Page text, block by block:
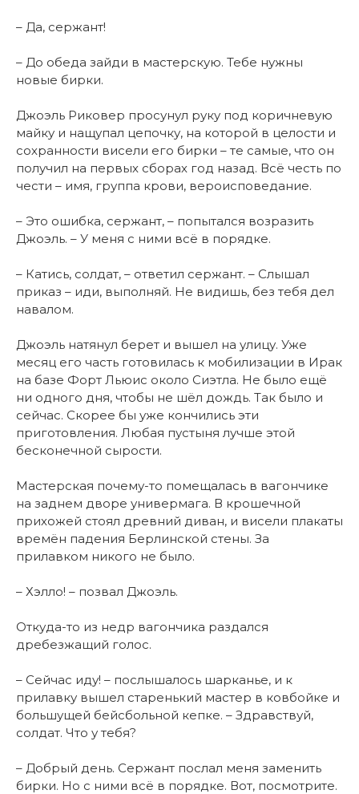
– Да, сержант!
– До обеда зайди в мастерскую. Тебе нужны
новые бирки.
Джоэль Риковер просунул руку под коричневую
майку и нащупал цепочку, на которой в целости и
сохранности висели его бирки – те самые, что он
получил на первых сборах год назад. Всё честь по
чести – имя, группа крови, вероисповедание.
– Это ошибка, сержант, – попытался возразить
Джоэль. – У меня с ними всё в порядке.
– Катись, солдат, – ответил сержант. – Слышал
приказ – иди, выполняй. Не видишь, без тебя дел
навалом.
Джоэль натянул берет и вышел на улицу. Уже
месяц его часть готовилась к мобилизации в Ирак
на базе Форт Льюис около Сиэтла. Не было ещё
ни одного дня, чтобы не шёл дождь. Так было и
сейчас. Скорее бы уже кончились эти
приготовления. Любая пустыня лучше этой
бесконечной сырости.
Мастерская почему-то помещалась в вагончике
на заднем дворе универмага. В крошечной
прихожей стоял древний диван, и висели плакаты
времён падения Берлинской стены. За
прилавком никого не было.
– Хэлло! – позвал Джоэль.
Откуда-то из недр вагончика раздался
дребезжащий голос.
– Сейчас иду! – послышалось шарканье, и к
прилавку вышел старенький мастер в ковбойке и
большущей бейсбольной кепке. – Здравствуй,
солдат. Что у тебя?
– Добрый день. Сержант послал меня заменить
бирки. Но с ними всё в порядке. Вот, посмотрите.